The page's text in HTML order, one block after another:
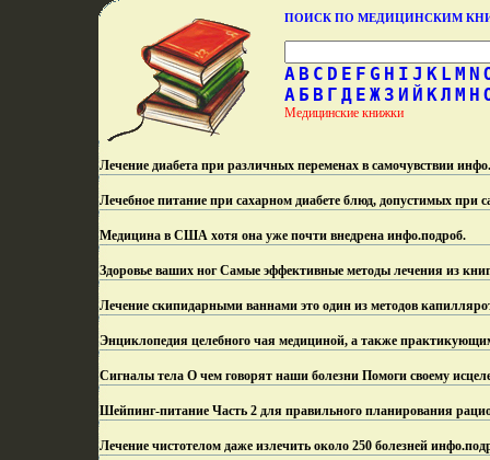
ПОИСК ПО МЕДИЦИНСКИМ
A B C D E F G H I J K L M N
А Б В Г Д Е Ж З И Й КЛ М Н
Медицинские книжки
Лечение диабета при различных переменах в самочувствии инфо.
Лечебное питание при сахарном диабете блюд, допустимых при
Медицина в США хотя она уже почти внедрена инфо.подроб.
Здоровье ваших ног Самые эффективные методы лечения из
Лечение скипидарными ваннами это один из методов
Энциклопедия целебного чая медициной, а также
Сигналы тела О чем говорят наши болезни Помоги своему
Шейпинг-питание Часть 2 для правильного планирования
Лечение чистотелом даже излечить около 250 болезней инфо.